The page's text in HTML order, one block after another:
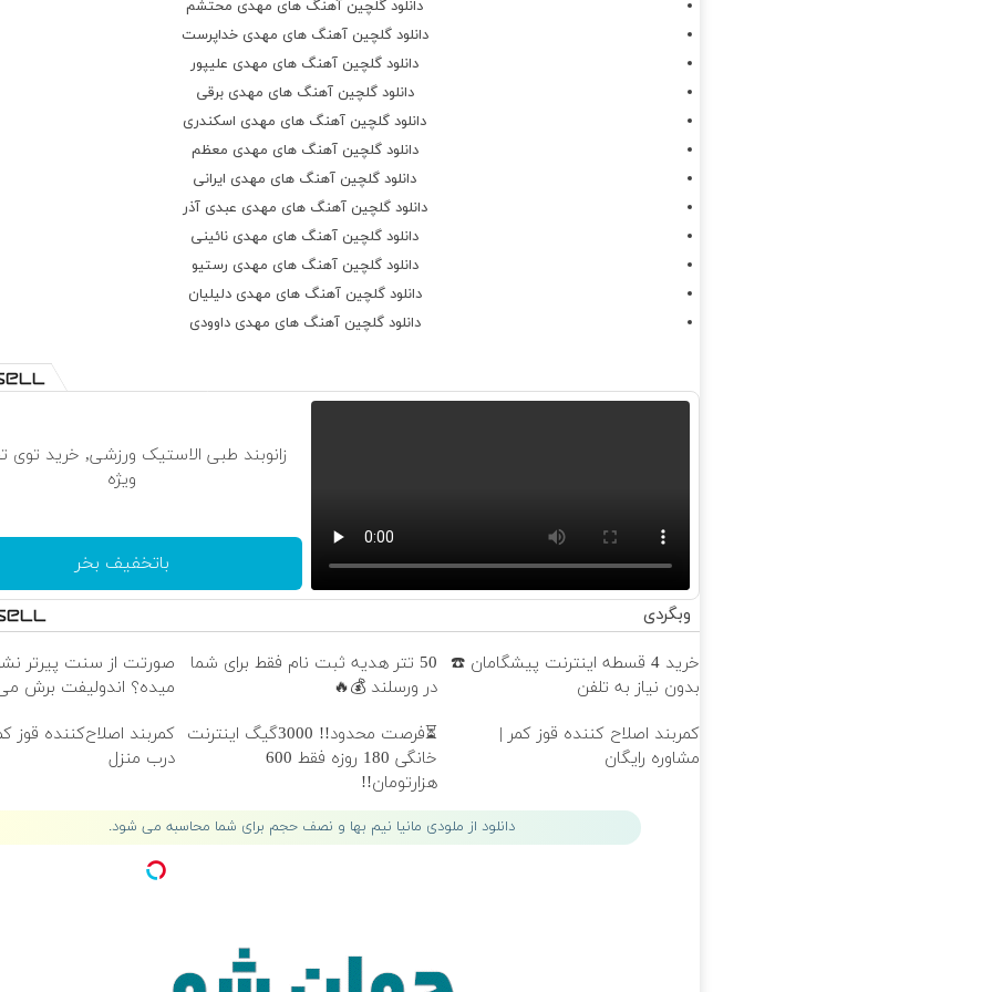
کراس
بذاربانم نم بارون برم
تورویک دل سیرببینم برم
قاب عکس تویادگاری ببرم
هوامونداشتی هوامونداشتی
هوامونداشتی بذار برم
غماتوگذاشتی واسم گلم
غماتوگذاشتی غماتوگذاشتی
دانلود گلچین آهنگ های مهدی محتشم
دانلود گلچین آهنگ های مهدی خداپرست
دانلود گلچین آهنگ های مهدی علیپور‌‌
دانلود گلچین آهنگ های مهدی برقی
دانلود گلچین آهنگ های مهدی اسکندری
دانلود گلچین آهنگ های مهدی معظم
دانلود گلچین آهنگ های مهدی ایرانی
دانلود گلچین آهنگ های مهدی عبدی آذر
دانلود گلچین آهنگ های مهدی نائینی
دانلود گلچین آهنگ های مهدی رستیو
دانلود گلچین آهنگ های مهدی دلیلیان
دانلود گلچین آهنگ های مهدی داوودی
زانوبند طبی الاستیک ورزشی, خرید توی
ویژه
باتخفیف بخر
وبگردی
خرید 4 قسطه اینترنت پیشگامان ☎️
بدون نیاز به تلفن
50 تتر هدیه ثبت نام فقط برای شما
در ورسلند 💰🔥
صورتت از سنت پیرتر
میده؟ اندولیفت برش
کمربند اصلاح کننده قوز کمر |
مشاوره رایگان
⏳فرصت محدود!! 3000گیگ اینترنت
خانگی 180 روزه فقط 600
هزارتومان!!
کمربند اصلاح‌کننده قوز
درب منزل
دانلود از ملودی مانیا نیم بها و نصف حجم برای شما محاسبه می شود.